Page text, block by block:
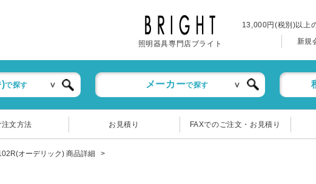
照明器具専門店ブライト
13,000円(税別)以上
新規
)で探す メーカーで探す
注文方法 お見積り FAXでのご注文・お見積り
オーデリック) 商品詳細